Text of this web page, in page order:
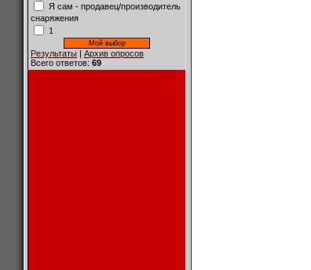
Я сам - продавец/производитель
снаряжения
1
Результаты | Архив опросов
Всего ответов: 69